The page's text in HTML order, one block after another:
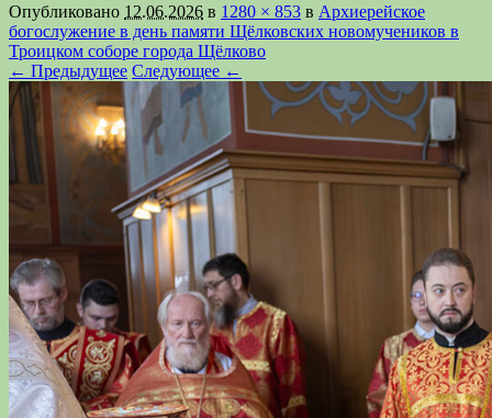
Опубликовано 12.06.2026 в 1280 × 853 в Архиерейское
богослужение в день памяти Щёлковских новомучеников в
Троицком соборе города Щёлково
← Предыдущее Следующее ←